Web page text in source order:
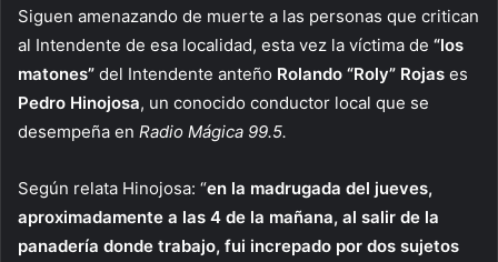
Siguen amenazando de muerte a las personas que critican
al Intendente de esa localidad, esta vez la víctima de “los
matones” del Intendente anteño Rolando “Roly” Rojas es
Pedro Hinojosa, un conocido conductor local que se
desempeña en Radio Mágica 99.5.
Según relata Hinojosa: “en la madrugada del jueves,
aproximadamente a las 4 de la mañana, al salir de la
panadería donde trabajo, fui increpado por dos sujetos